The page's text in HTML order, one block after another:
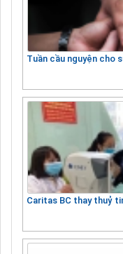
Tuần cầu nguyện cho
Caritas BC thay thuỷ